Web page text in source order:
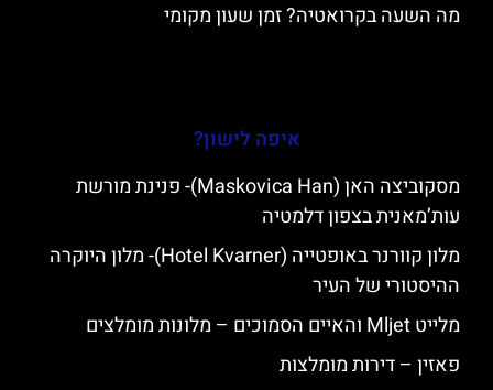
מה השעה בקרואטיה? זמן שעון מקומי
איפה לישון?
מסקוביצה האן (Maskovica Han)- פנינת מורשת
עות’מאנית בצפון דלמטיה
מלון קוורנר באופטייה (Hotel Kvarner)- מלון היוקרה
ההיסטורי של העיר
מלייט Mljet והאיים הסמוכים – מלונות מומלצים
פאזין – דירות מומלצות